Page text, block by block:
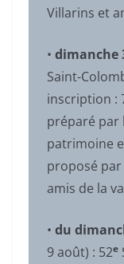
Villarins et
• dimanche
Saint-
inscription :
préparé par
patrimoine
proposé par
amis de la
• du
9 août) : 52e